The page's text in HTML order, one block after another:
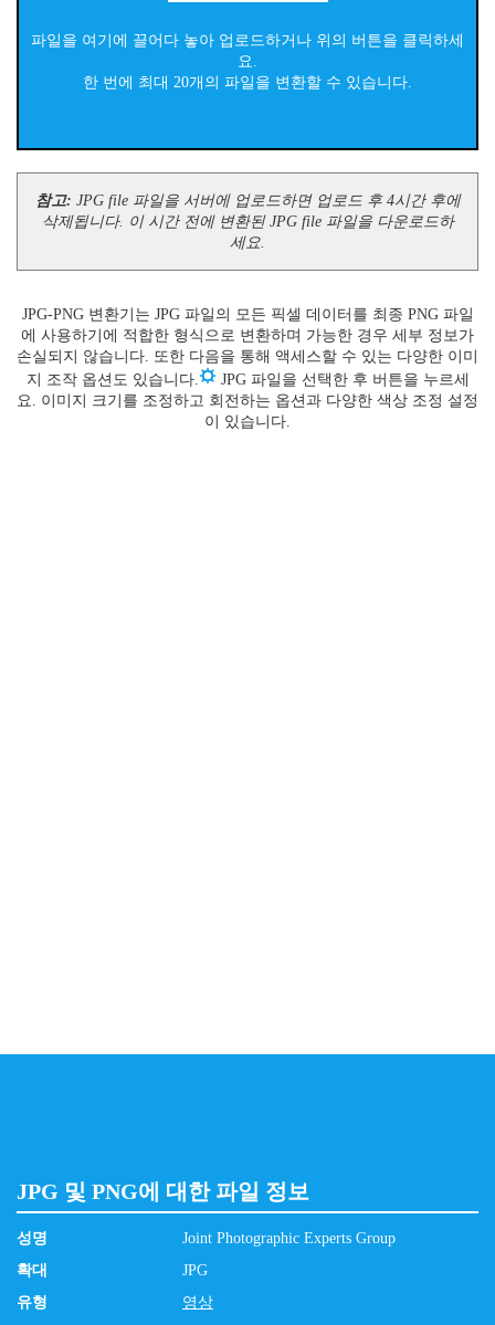
파일을 여기에 끌어다 놓아 업로드하거나 위의 버튼을 클릭하세
요.
한 번에 최대 20개의 파일을 변환할 수 있습니다.
참고: JPG file 파일을 서버에 업로드하면 업로드 후 4시간 후에
삭제됩니다. 이 시간 전에 변환된 JPG file 파일을 다운로드하
세요.
JPG-PNG 변환기는 JPG 파일의 모든 픽셀 데이터를 최종 PNG 파일
에 사용하기에 적합한 형식으로 변환하며 가능한 경우 세부 정보가
손실되지 않습니다. 또한 다음을 통해 액세스할 수 있는 다양한 이미
지 조작 옵션도 있습니다.
JPG 파일을 선택한 후 버튼을 누르세
요. 이미지 크기를 조정하고 회전하는 옵션과 다양한 색상 조정 설정
이 있습니다.
JPG 및 PNG에 대한 파일 정보
성명
Joint Photographic Experts Group
확대
JPG
유형
영상